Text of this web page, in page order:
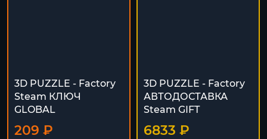
3D PUZZLE - Factory
Steam КЛЮЧ
GLOBAL
209 ₽
3D PUZZLE - Factory
АВТОДОСТАВКА
Steam GIFT
6833 ₽